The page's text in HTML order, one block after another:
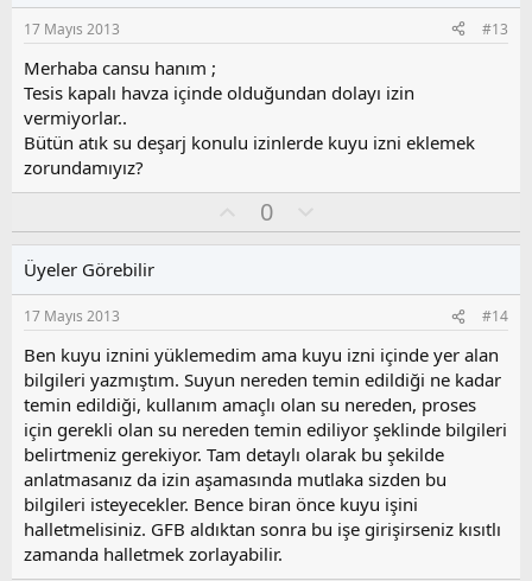
s
u
o
l
a
17 Mayıs 2013 #13
Merhaba cansu hanım ;
Tesis kapalı havza içinde olduğundan dolayı izin
vermiyorlar..
Bütün atık su deşarj konulu izinlerde kuyu izni eklemek
zorundamıyız?
y
0
l
s
u
z
o
y
l
a
Üyeler Görebilir
17 Mayıs 2013 #14
Ben kuyu iznini yüklemedim ama kuyu izni içinde yer alan
bilgileri yazmıştım. Suyun nereden temin edildiği ne kadar
temin edildiği, kullanım amaçlı olan su nereden, proses
için gerekli olan su nereden temin ediliyor şeklinde bilgileri
belirtmeniz gerekiyor. Tam detaylı olarak bu şekilde
anlatmasanız da izin aşamasında mutlaka sizden bu
bilgileri isteyecekler. Bence biran önce kuyu işini
halletmelisiniz. GFB aldıktan sonra bu işe girişirseniz kısıtlı
zamanda halletmek zorlayabilir.